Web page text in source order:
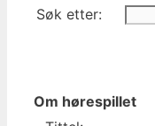
Søk etter:
Om hørespillet